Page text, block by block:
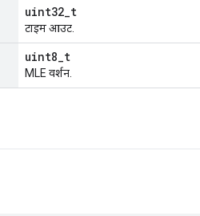
uint32_t
टाइम आउट.
uint8_t
MLE वर्शन.